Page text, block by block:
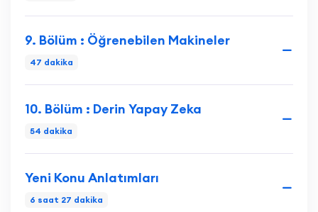
9. Bölüm : Öğrenebilen Makineler
47 dakika
10. Bölüm : Derin Yapay Zeka
54 dakika
Yeni Konu Anlatımları
6 saat 27 dakika